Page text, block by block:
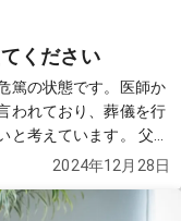
ください
篤の状態です。医師か
われており、葬儀を行
えています。 父が
のかが分かりません。
と聞いたことがあ
2024年12月28日